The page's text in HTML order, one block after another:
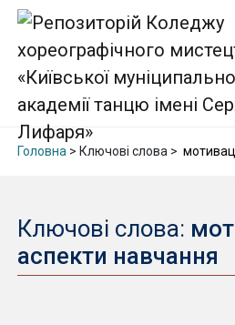
Головна > Ключові слова >
Ключові слова:
аспекти навчання